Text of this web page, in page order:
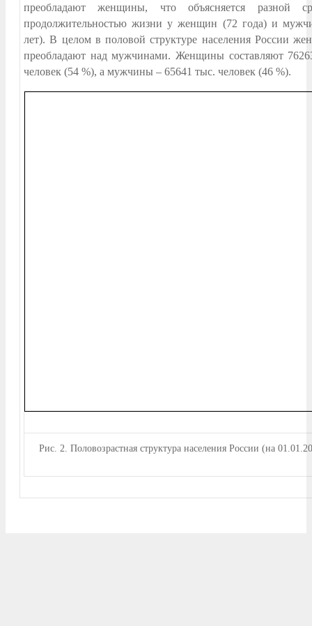
преобладают женщины, что объясняется разной
продолжительностью жизни у женщин (72 года) и
лет). В целом в половой структуре населения России
преобладают над мужчинами. Женщины составляют
человек (54 %), а мужчины – 65641 тыс. человек (46 %).
Рис. 2. Половозрастная структура населения России (на